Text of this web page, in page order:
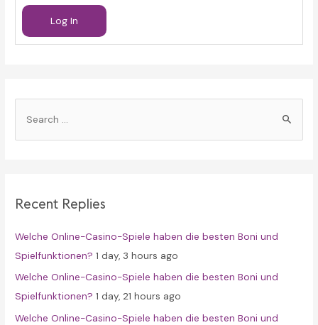
Log In
h
o
r
:
Recent Replies
Welche Online-Casino-Spiele haben die besten Boni und
Spielfunktionen? 1 day, 3 hours ago
Welche Online-Casino-Spiele haben die besten Boni und
Spielfunktionen? 1 day, 21 hours ago
Welche Online-Casino-Spiele haben die besten Boni und